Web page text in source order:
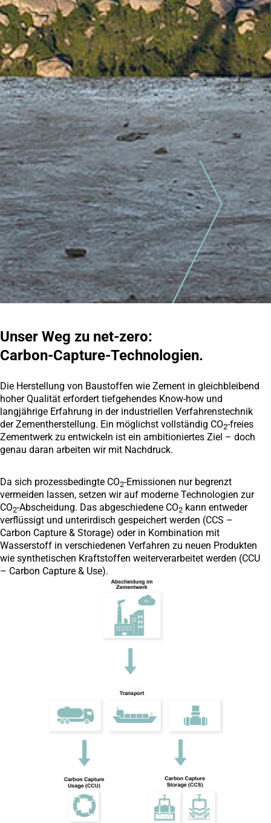
Unser Weg zu net-zero:
Carbon-Capture-Technologien.
Die Herstellung von Baustoffen wie Zement in gleichbleibend
hoher Qualität erfordert tiefgehendes Know-how und
langjährige Erfahrung in der industriellen Verfahrenstechnik
der Zementherstellung. Ein möglichst vollständig CO2-freies
Zementwerk zu entwickeln ist ein ambitioniertes Ziel – doch
genau daran arbeiten wir mit Nachdruck.
Da sich prozessbedingte CO2-Emissionen nur begrenzt
vermeiden lassen, setzen wir auf moderne Technologien zur
CO2-Abscheidung. Das abgeschiedene CO2 kann entweder
verflüssigt und unterirdisch gespeichert werden (CCS –
Carbon Capture & Storage) oder in Kombination mit
Wasserstoff in verschiedenen Verfahren zu neuen Produkten
wie synthetischen Kraftstoffen weiterverarbeitet werden (CCU
– Carbon Capture & Use).